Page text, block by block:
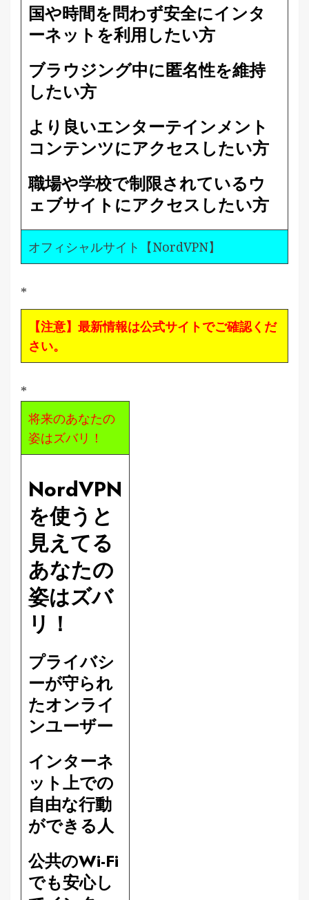
国や時間を問わず安全にインタ
ーネットを利用したい方
ブラウジング中に匿名性を維持
したい方
より良いエンターテインメント
コンテンツにアクセスしたい方
職場や学校で制限されているウ
ェブサイトにアクセスしたい方
オフィシャルサイト【NordVPN】
*
【注意】最新情報は公式サイトでご確認くだ
さい。
*
将来のあなたの
姿はズバリ！
NordVPN
を使うと
見えてる
あなたの
姿はズバ
リ！
プライバシ
ーが守られ
たオンライ
ンユーザー
インターネ
ット上での
自由な行動
ができる人
公共のWi-Fi
でも安心し